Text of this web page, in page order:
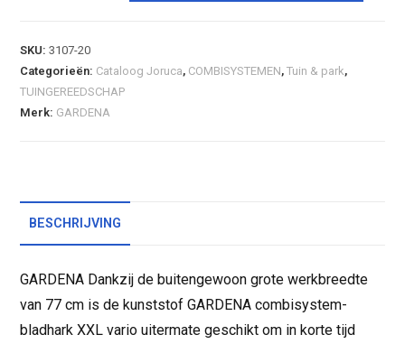
SKU:3107-20
Categorieën: Cataloog Joruca, COMBISYSTEMEN,Tuin & park,
TUINGEREEDSCHAP
Merk: GARDENA
BESCHRIJVING
GARDENA Dankzij de buitengewoon grote werkbreedte
van 77 cm is de kunststof GARDENA combisystem-
bladhark XXL vario uitermate geschikt om in korte tijd